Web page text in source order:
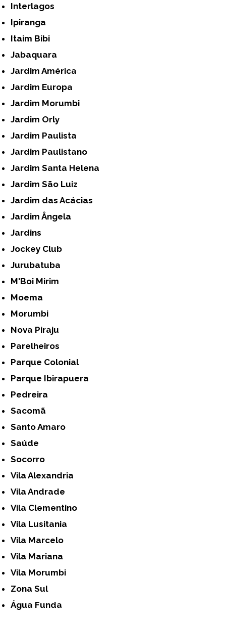
Interlagos
Ipiranga
Itaim Bibi
Jabaquara
Jardim América
Jardim Europa
Jardim Morumbi
Jardim Orly
Jardim Paulista
Jardim Paulistano
Jardim Santa Helena
Jardim São Luiz
Jardim das Acácias
Jardim Ângela
Jardins
Jockey Club
Jurubatuba
M'Boi Mirim
Moema
Morumbi
Nova Piraju
Parelheiros
Parque Colonial
Parque Ibirapuera
Pedreira
Sacomã
Santo Amaro
Saúde
Socorro
Vila Alexandria
Vila Andrade
Vila Clementino
Vila Lusitania
Vila Marcelo
Vila Mariana
Vila Morumbi
Zona Sul
Água Funda